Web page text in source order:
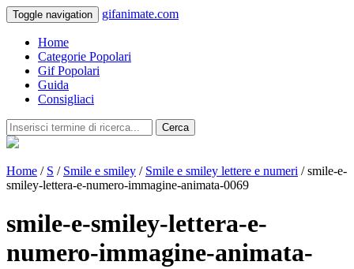
Toggle navigation gifanimate.com
Home
Categorie Popolari
Gif Popolari
Guida
Consigliaci
Cerca
Home / S / Smile e smiley / Smile e smiley lettere e numeri / smile-e-
smiley-lettera-e-numero-immagine-animata-0069
smile-e-smiley-lettera-e-
numero-immagine-animata-